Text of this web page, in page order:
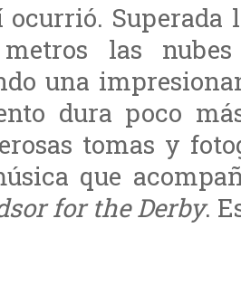
ocurrió. Superada
las
una
dura poco
tomas y
que
for the Derby.